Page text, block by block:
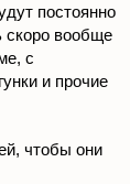
постоянно
скоро вообще
с
и прочие
чтобы они